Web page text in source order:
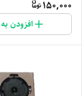
150,000
افزودن